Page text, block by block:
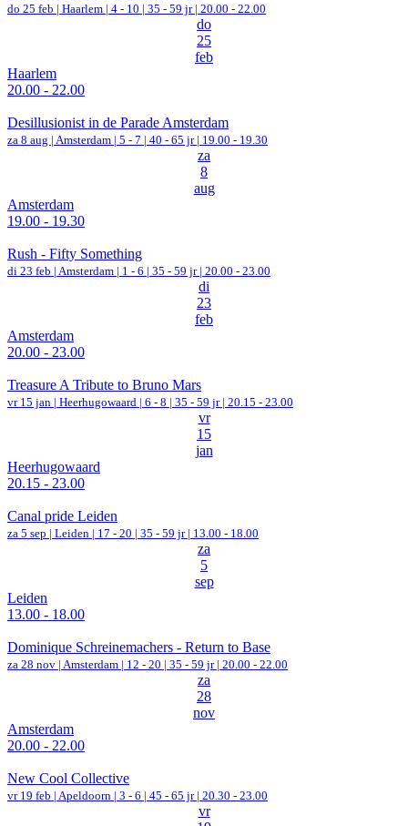
do 25 feb | Haarlem | 4 - 10 | 35 - 59 jr | 20.00 - 22.00
do
25
feb
Haarlem
20.00 - 22.00
Desillusionist in de Parade Amsterdam
za 8 aug | Amsterdam | 5 - 7 | 40 - 65 jr | 19.00 - 19.30
za
8
aug
Amsterdam
19.00 - 19.30
Rush - Fifty Something
di 23 feb | Amsterdam | 1 - 6 | 35 - 59 jr | 20.00 - 23.00
di
23
feb
Amsterdam
20.00 - 23.00
Treasure A Tribute to Bruno Mars
vr 15 jan | Heerhugowaard | 6 - 8 | 35 - 59 jr | 20.15 - 23.00
vr
15
jan
Heerhugowaard
20.15 - 23.00
Canal pride Leiden
za 5 sep | Leiden | 17 - 20 | 35 - 59 jr | 13.00 - 18.00
za
5
sep
Leiden
13.00 - 18.00
Dominique Schreinemachers - Return to Base
za 28 nov | Amsterdam | 12 - 20 | 35 - 59 jr | 20.00 - 22.00
za
28
nov
Amsterdam
20.00 - 22.00
New Cool Collective
vr 19 feb | Apeldoorn | 3 - 6 | 45 - 65 jr | 20.30 - 23.00
vr